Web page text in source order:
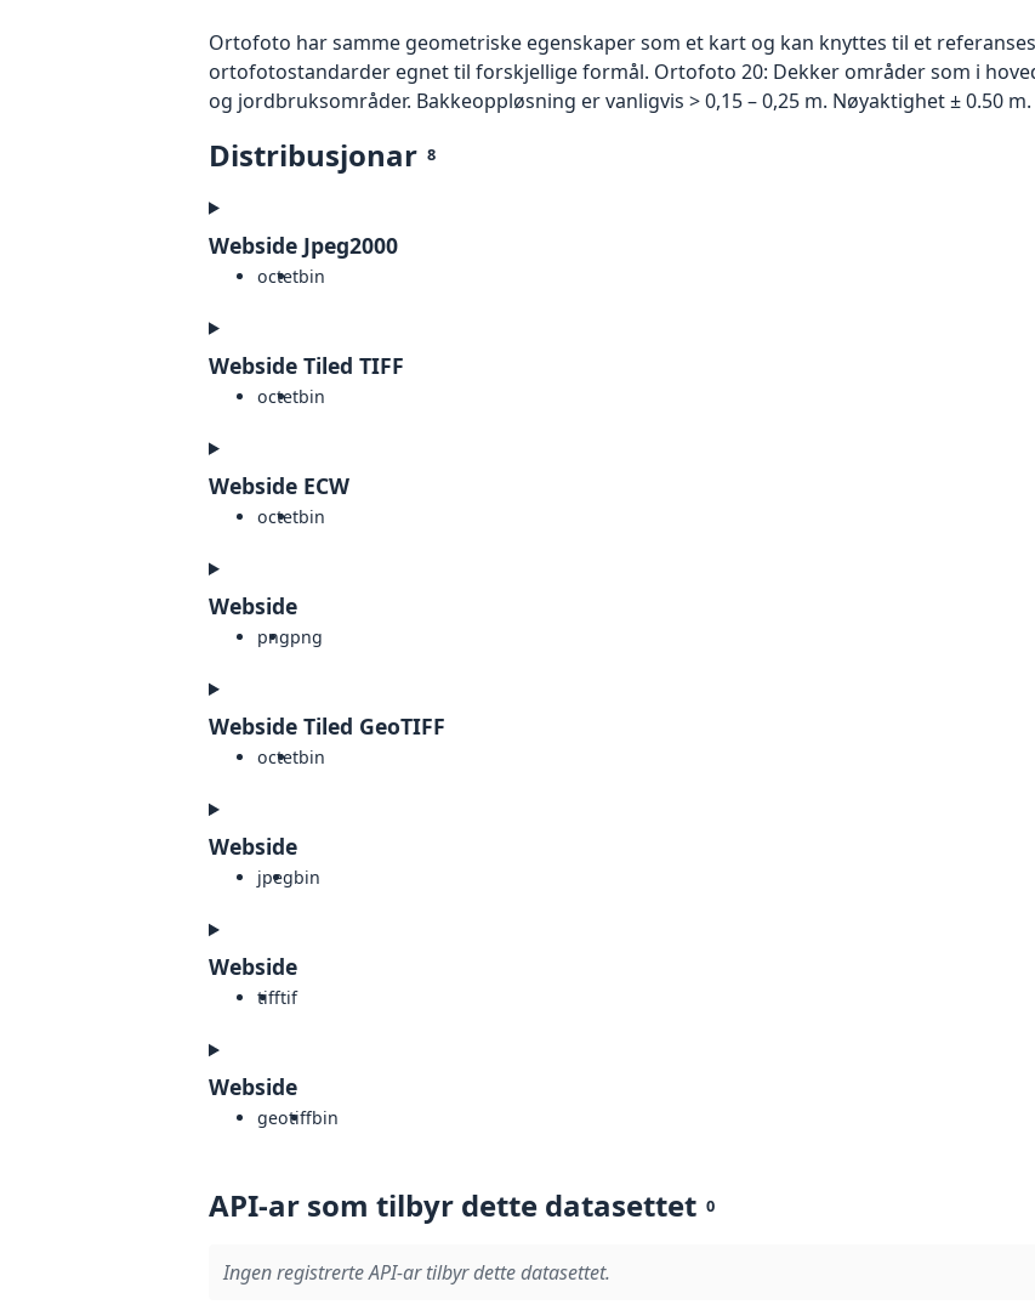
Ortofoto har samme geometriske egenskaper som et kart og kan knyttes til et
ortofotostandarder egnet til forskjellige formål. Ortofoto 20: Dekker områder som i
og jordbruksområder. Bakkeoppløsning er vanligvis > 0,15 – 0,25 m. Nøyaktighet ± 0.50 m.
Distribusjonar 8
Webside Jpeg2000
octetbin
Webside Tiled TIFF
octetbin
Webside ECW
octetbin
Webside
pngpng
Webside Tiled GeoTIFF
octetbin
Webside
jpegbin
Webside
tifftif
Webside
geotiffbin
API-ar som tilbyr dette datasettet 0
Ingen registrerte API-ar tilbyr dette datasettet.